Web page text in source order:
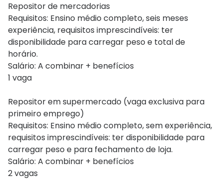
Repositor de mercadorias
Requisitos: Ensino médio completo, seis meses
experiência, requisitos imprescindíveis: ter
disponibilidade para carregar peso e total de
horário.
Salário: A combinar + benefícios
1 vaga
Repositor em supermercado (vaga exclusiva para
primeiro emprego)
Requisitos: Ensino médio completo, sem experiência,
requisitos imprescindíveis: ter disponibilidade para
carregar peso e para fechamento de loja.
Salário: A combinar + benefícios
2 vagas